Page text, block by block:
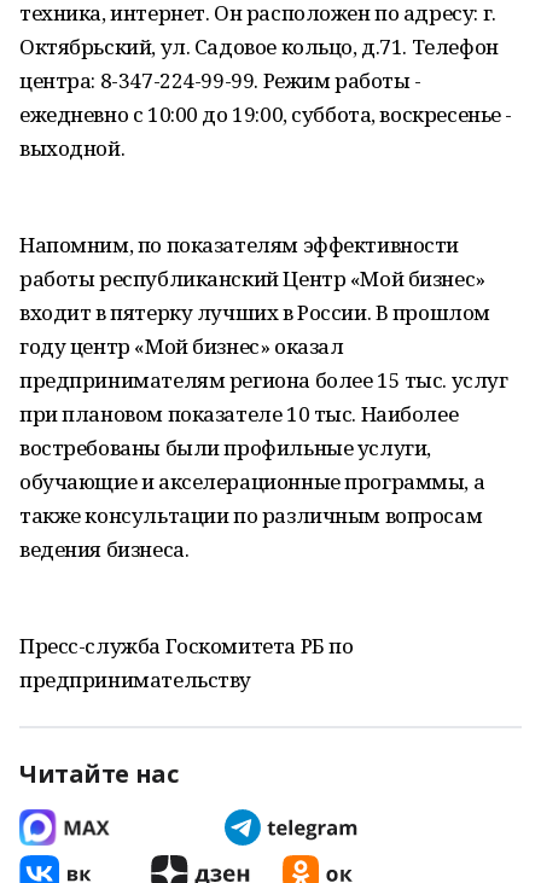
техника, интернет. Он расположен по адресу: г.
Октябрьский, ул. Садовое кольцо, д.71. Телефон
центра: 8-347-224-99-99. Режим работы -
ежедневно с 10:00 до 19:00, суббота, воскресенье -
выходной.
Напомним, по показателям эффективности
работы республиканский Центр «Мой бизнес»
входит в пятерку лучших в России. В прошлом
году центр «Мой бизнес» оказал
предпринимателям региона более 15 тыс. услуг
при плановом показателе 10 тыс. Наиболее
востребованы были профильные услуги,
обучающие и акселерационные программы, а
также консультации по различным вопросам
ведения бизнеса.
Пресс-служба Госкомитета РБ по
предпринимательству
Читайте нас